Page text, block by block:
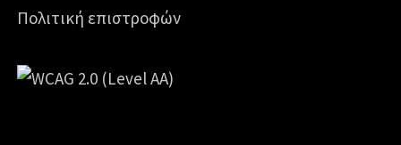
Πολιτική επιστροφών